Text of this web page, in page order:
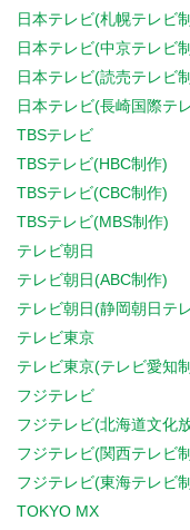
日本テレビ(札幌テレビ
日本テレビ(中京テレビ
日本テレビ(読売テレビ
日本テレビ(長崎国際テ
TBSテレビ
TBSテレビ(HBC制作)
TBSテレビ(CBC制作)
TBSテレビ(MBS制作)
テレビ朝日
テレビ朝日(ABC制作)
テレビ朝日(静岡朝日テ
テレビ東京
テレビ東京(テレビ愛知
フジテレビ
フジテレビ(北海道文化
フジテレビ(関西テレビ
フジテレビ(東海テレビ
TOKYO MX